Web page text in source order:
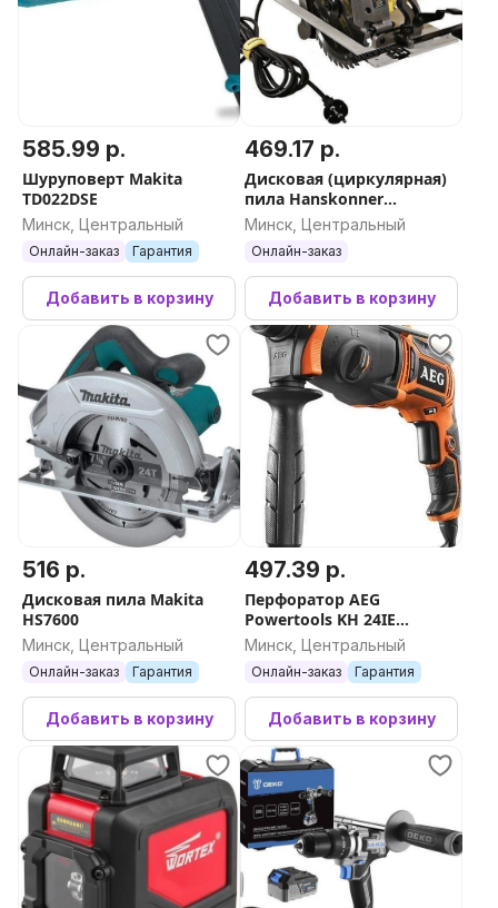
585.99 р.
Шуруповерт Makita
TD022DSE
Минск, Центральный
Онлайн-заказ Гарантия
Добавить в корзину
469.17 р.
Дисковая (циркулярная)
пила Hanskonner
HCS50210
Минск, Центральный
Онлайн-заказ
Добавить в корзину
516 р.
Дисковая пила Makita
HS7600
Минск, Центральный
Онлайн-заказ Гарантия
Добавить в корзину
497.39 р.
Перфоратор AEG
Powertools KH 24IE
4935451555
Минск, Центральный
Онлайн-заказ Гарантия
Добавить в корзину